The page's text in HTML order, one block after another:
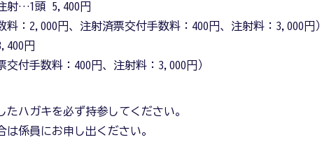
射…1頭 5,400円
：2,000円、注射済票交付手数料：400円、注射料：3,000円）
円
付手数料：400円、注射料：3,000円）
たハガキを必ず持参してください。
は係員にお申し出ください。